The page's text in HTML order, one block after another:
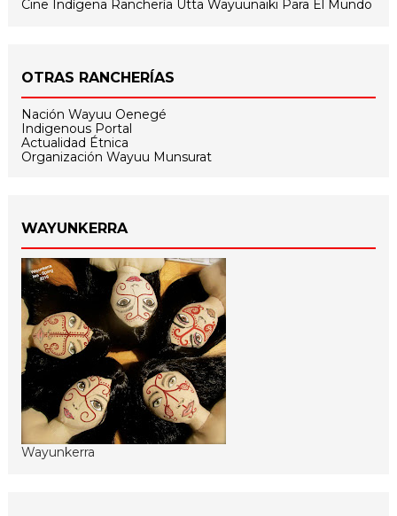
Cine Indígena Ranchería Utta Wayuunaiki Para El Mundo
OTRAS RANCHERÍAS
Nación Wayuu Oenegé
Indigenous Portal
Actualidad Étnica
Organización Wayuu Munsurat
WAYUNKERRA
Wayunkerra